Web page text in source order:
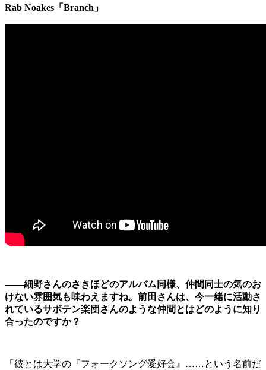
Rab Noakes「Branch」
――細野さんのさきほどのアルバム同様、仲間同士の気のお
けない雰囲気も味わえますね。前田さんは、今一緒に活動さ
れているサボテン楽団さんのような仲間とはどのように知り
合ったのですか？
「彼とは大学の『フォークソング愛好会』……という名前だ